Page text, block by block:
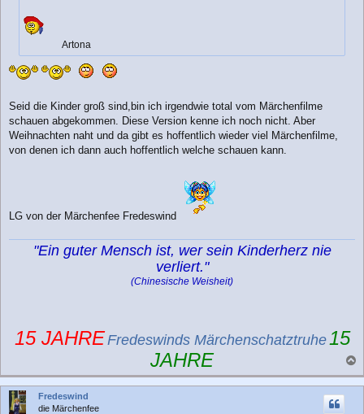
Artona
Seid die Kinder groß sind,bin ich irgendwie total vom Märchenfilme
schauen abgekommen. Diese Version kenne ich noch nicht. Aber
Weihnachten naht und da gibt es hoffentlich wieder viel Märchenfilme,
von denen ich dann auch hoffentlich welche schauen kann.
LG von der Märchenfee Fredeswind
"Ein guter Mensch ist, wer sein Kinderherz nie
verliert."
(Chinesische Weisheit)
15 JAHRE Fredeswinds Märchenschatztruhe 15
JAHRE
a
c
Fredeswind
die Märchenfee